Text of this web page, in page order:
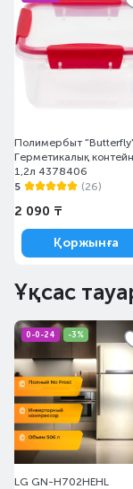
Полимербыт
Герметикалық
1,2л 4378406
5
(26)
2 090 ₸
Қоржынға
Ұқсас
0-0-24 -3%
LG GN-H702HEHL